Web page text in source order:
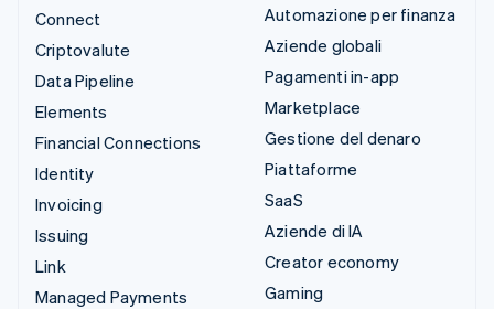
Connect
Criptovalute
Data Pipeline
Elements
Financial Connections
Identity
Invoicing
Issuing
Link
Managed Payments
Automazione per finanza
Aziende globali
Pagamenti in-app
Marketplace
Gestione del denaro
Piattaforme
SaaS
Aziende di IA
Creator economy
Gaming